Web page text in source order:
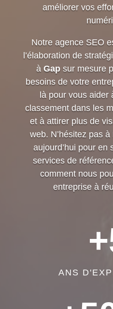
améliorer vos
Notre agence SEO
l’élaboration de
àGap sur mesure
besoins de votre
là pour vous aider
classement dans les
et à attirer plus de
web. N’hésitez pas
aujourd’hui pour en
services de
comment nous
entreprise à
ANS